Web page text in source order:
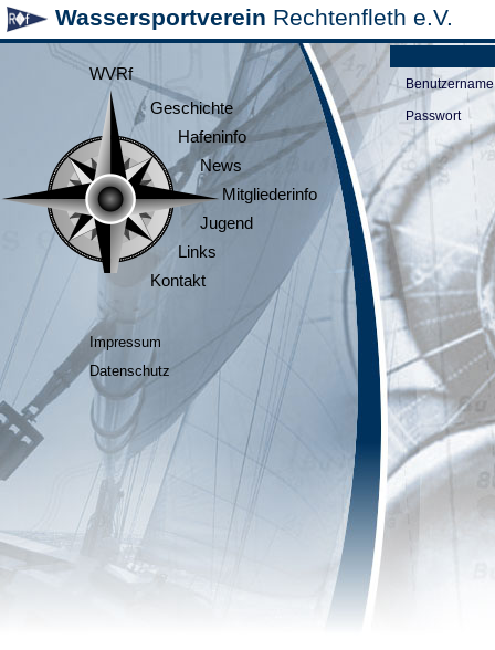
Wassersportverein Rechtenfleth e.V.
WVRf
Geschichte
Hafeninfo
News
Mitgliederinfo
Jugend
Links
Kontakt
Impressum
Datenschutz
Benutzername
Passwort